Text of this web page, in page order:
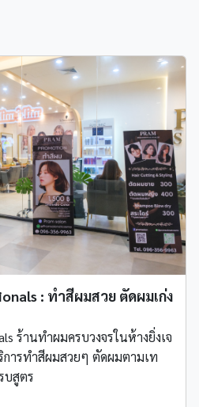
: ทำสีผมสวย ตัดผมเก่ง
ร้านทำผมครบวงจรในห้างยิ่งเจ
ารทำสีผมสวยๆ ตัดผมตามเท
บสูตร